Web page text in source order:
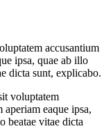
accusantium
ipsa, quae ab illo
dicta sunt, explicabo.
voluptatem
eaque ipsa,
beatae vitae dicta